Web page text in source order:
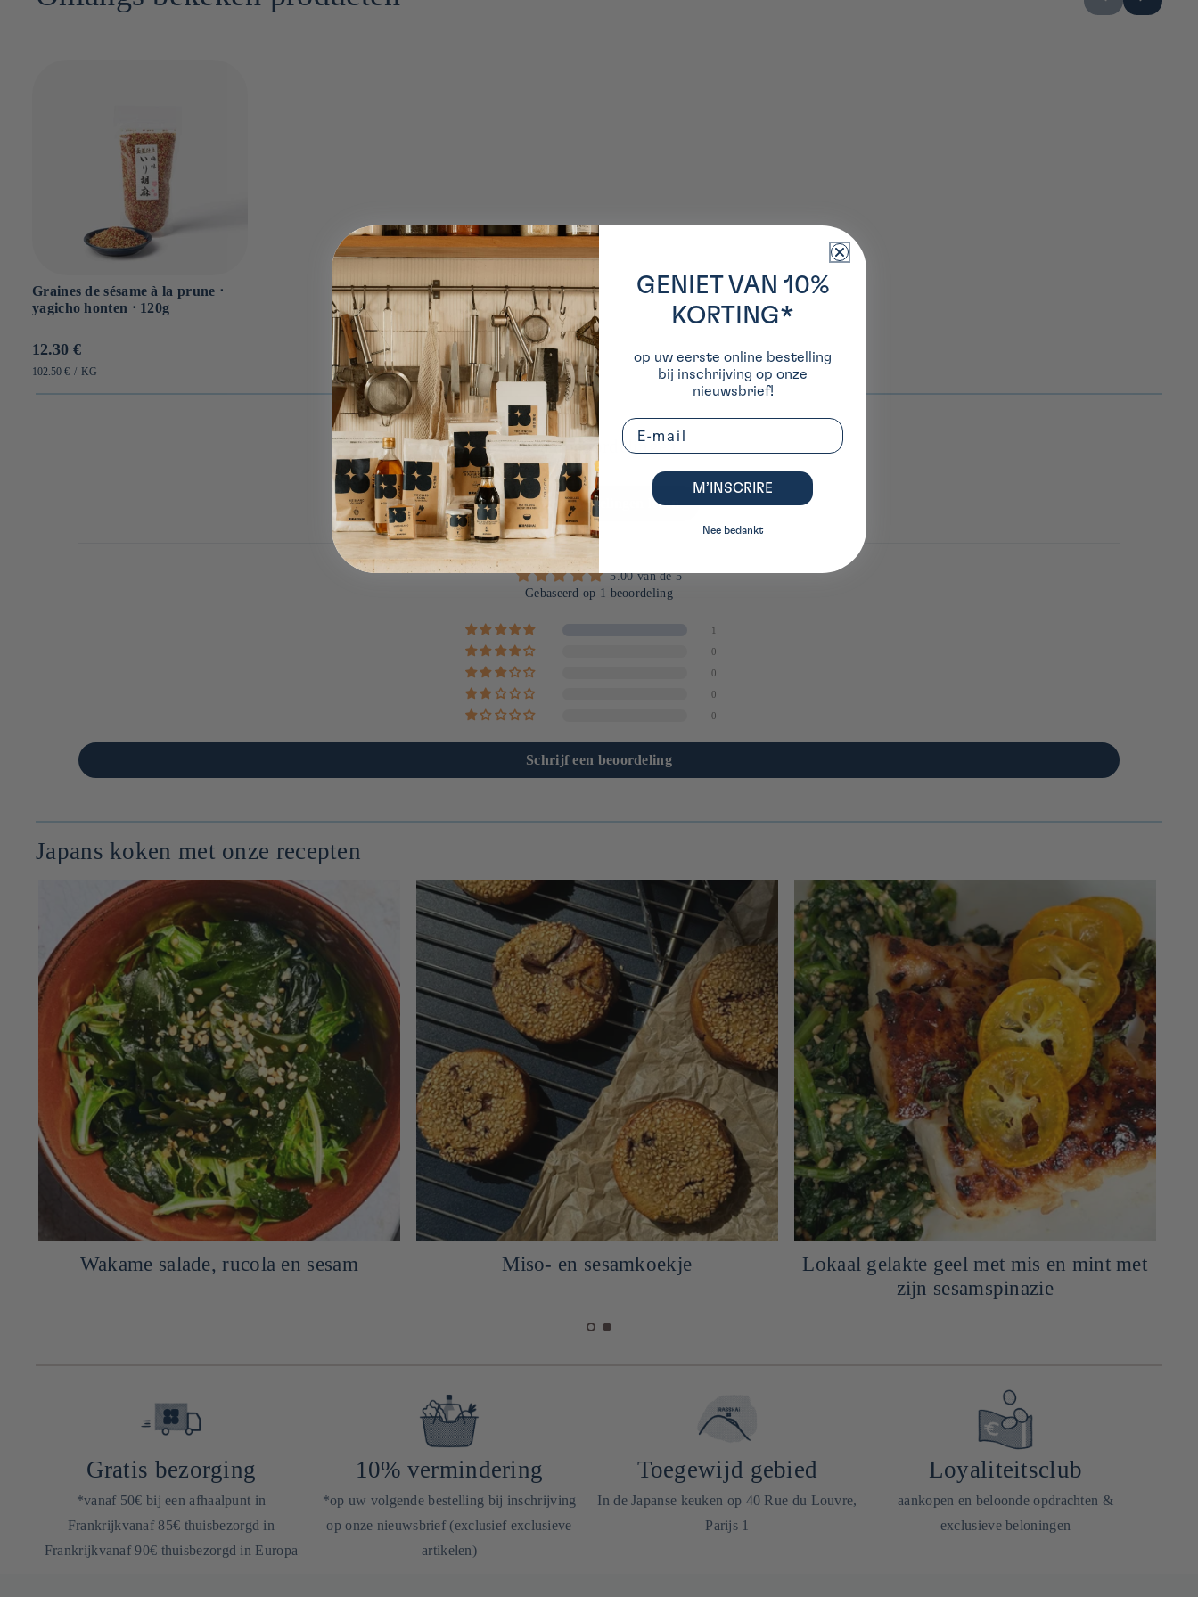
Graines de sésame à la prune ⋅
yagicho honten ⋅ 120g
Prix
habituel
12.30 €
PRIX
102.50 € / PAR
KG
Klantbeoordelingen
Meer beoordelingen lezen
5.00 van de 5
Gebaseerd op 1 beoordeling
1
0
0
0
0
Schrijf een beoordeling
Japans koken met onze recepten
Wakame salade, rucola en sesam Miso- en sesamkoekje
Lokaal gelakte geel met mis en mint met
zijn sesamspinazie
Gratis bezorging
*vanaf 50€ bij een afhaalpunt in
Frankrijkvanaf 85€ thuisbezorgd in
Frankrijkvanaf 90€ thuisbezorgd in Europa
10% vermindering
*op uw volgende bestelling bij inschrijving
op onze nieuwsbrief (exclusief exclusieve
artikelen)
Toegewijd gebied
In de Japanse keuken op 40 Rue du Louvre,
Parijs 1
Loyaliteitsclub
aankopen en beloonde opdrachten &
exclusieve beloningen
GENIET VAN 10%
KORTING*
op uw eerste online bestelling
bij inschrijving op onze
nieuwsbrief!
Email
M’INSCRIRE
Nee bedankt